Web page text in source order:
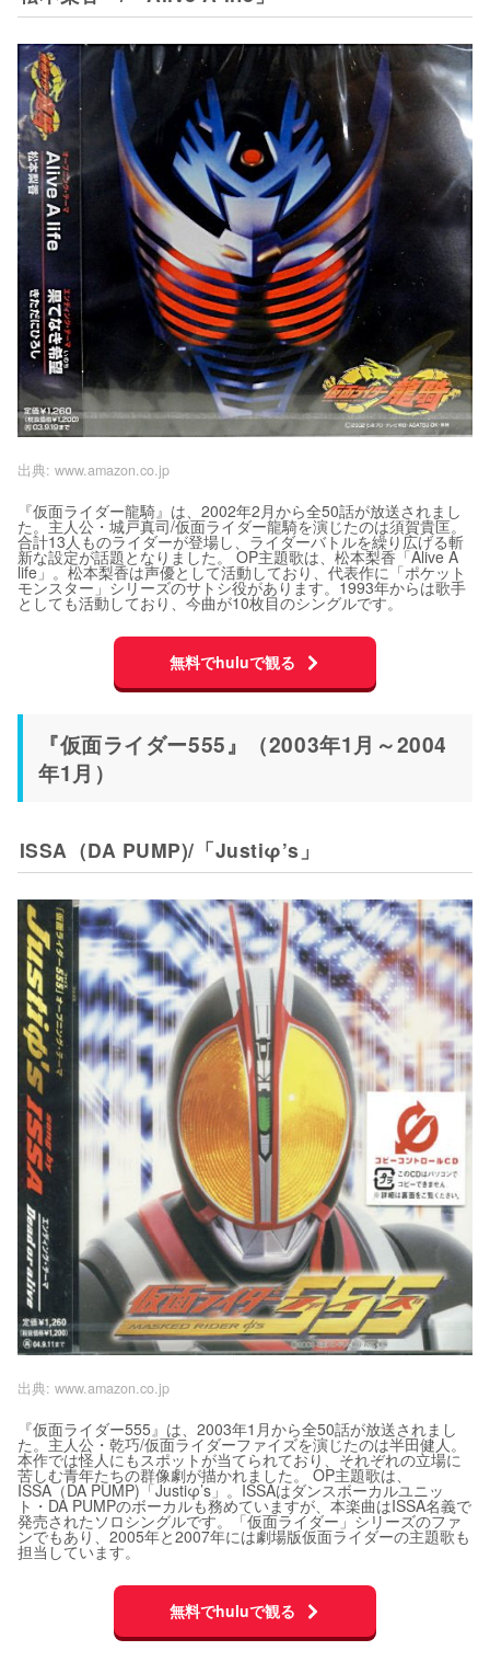
出典: www.amazon.co.jp
『仮面ライダー龍騎』は、2002年2月から全50話が放送されまし
た。主人公・城戸真司/仮面ライダー龍騎を演じたのは須賀貴匡。
合計13人ものライダーが登場し、ライダーバトルを繰り広げる斬
新な設定が話題となりました。 OP主題歌は、松本梨香「Alive A
life」。松本梨香は声優として活動しており、代表作に「ポケット
モンスター」シリーズのサトシ役があります。1993年からは歌手
としても活動しており、今曲が10枚目のシングルです。
無料でhuluで観る
『仮面ライダー555』（2003年1月～2004
年1月）
ISSA（DA PUMP)/「Justiφ’s」
出典: www.amazon.co.jp
『仮面ライダー555』は、2003年1月から全50話が放送されまし
た。主人公・乾巧/仮面ライダーファイズを演じたのは半田健人。
本作では怪人にもスポットが当てられており、それぞれの立場に
苦しむ青年たちの群像劇が描かれました。 OP主題歌は、
ISSA（DA PUMP)「Justiφ’s」。ISSAはダンスボーカルユニッ
ト・DA PUMPのボーカルも務めていますが、本楽曲はISSA名義で
発売されたソロシングルです。「仮面ライダー」シリーズのファ
ンでもあり、2005年と2007年には劇場版仮面ライダーの主題歌も
担当しています。
無料でhuluで観る